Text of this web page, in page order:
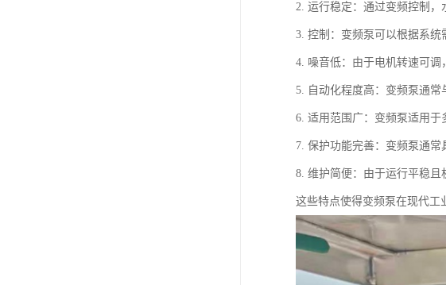
2. 运行稳定：通过变频控制，
3. 控制：变频泵可以根据系统
4. 噪音低：由于电机转速可调
5. 自动化程度高：变频泵通常
6. 适用范围广：变频泵适用于
7. 保护功能完善：变频泵通常
8. 维护简便：由于运行平稳且
这些特点使得变频泵在现代工